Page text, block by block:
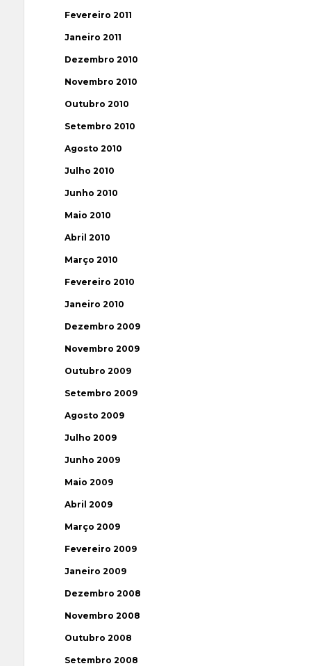
Fevereiro 2011
Janeiro 2011
Dezembro 2010
Novembro 2010
Outubro 2010
Setembro 2010
Agosto 2010
Julho 2010
Junho 2010
Maio 2010
Abril 2010
Março 2010
Fevereiro 2010
Janeiro 2010
Dezembro 2009
Novembro 2009
Outubro 2009
Setembro 2009
Agosto 2009
Julho 2009
Junho 2009
Maio 2009
Abril 2009
Março 2009
Fevereiro 2009
Janeiro 2009
Dezembro 2008
Novembro 2008
Outubro 2008
Setembro 2008